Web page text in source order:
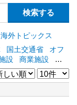
海外トピックス
国土交通省
オフ
設 商業施設
海
不動産 賃料
ア
ZEH [+]